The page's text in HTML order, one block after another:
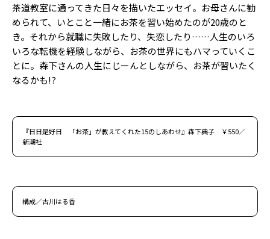
茶道教室に通ってきた日々を描いたエッセイ。お母さんに勧
められて、いとこと一緒にお茶を習い始めたのが20歳のと
き。それから就職に失敗したり、失恋したり……人生のいろ
いろな転機を経験しながら、お茶の世界にもハマっていくこ
とに。森下さんの人生にじーんとしながら、お茶が習いたく
なるかも!?
『日日是好日 「お茶」が教えてくれた15のしあわせ』森下典子 ￥550／
新潮社
構成／古川はる香